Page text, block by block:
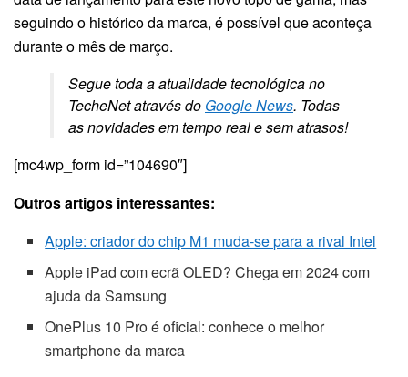
seguindo o histórico da marca, é possível que aconteça
durante o mês de março.
Segue toda a atualidade tecnológica no
TecheNet através do Google News. Todas
as novidades em tempo real e sem atrasos!
[mc4wp_form id=”104690″]
Outros artigos interessantes:
Apple: criador do chip M1 muda-se para a rival Intel
Apple iPad com ecrã OLED? Chega em 2024 com
ajuda da Samsung
OnePlus 10 Pro é oficial: conhece o melhor
smartphone da marca